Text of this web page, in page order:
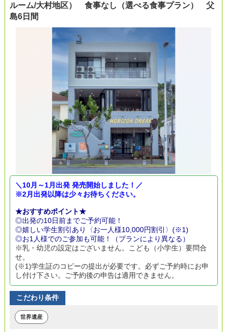
ルーム/大村地区） 食事なし（選べる食事プラン） 父
島6日間
＼10月～1月出発 発売開始しました！／
※2月出発以降は少々お待ちください。
★おすすめポイント★
◎出発の10日前までご予約可能！
◎嬉しい学生割引あり〈お一人様10,000円割引〉(※1)
◎お1人様でのご参加も可能！（プランにより異なる）
※乳・幼児の設定はございません。こども（小学生）要問合
せ。
(※1)学生証のコピーの提出が必要です。必ずご予約時にお申
し付け下さい。ご予約後の申告は適用できません。
こだわり条件
世界遺産